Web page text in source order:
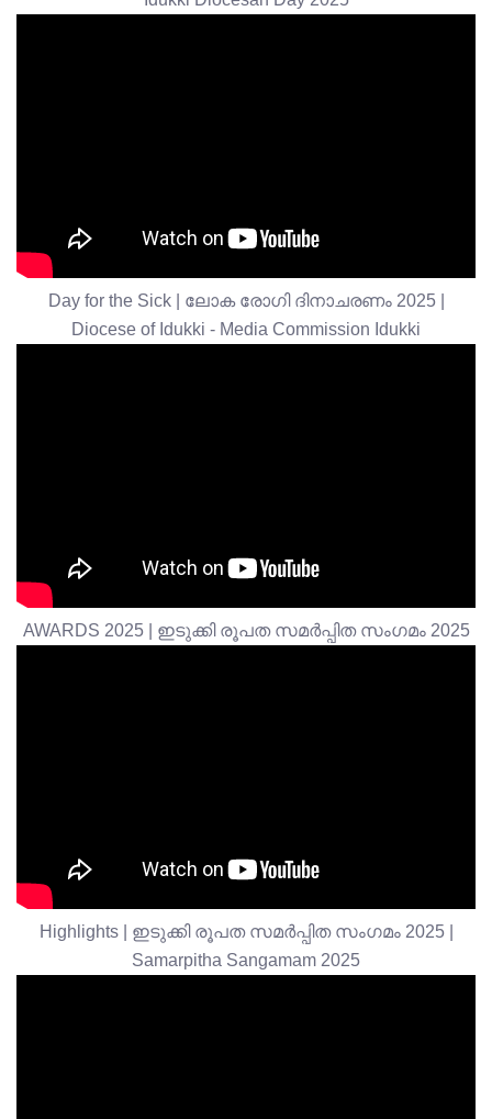
Day for the Sick | ലോക രോഗി ദിനാചരണം 2025 |
Diocese of Idukki - Media Commission Idukki
AWARDS 2025 | ഇടുക്കി രൂപത സമർപ്പിത സംഗമം 2025
Highlights | ഇടുക്കി രൂപത സമർപ്പിത സംഗമം 2025 |
Samarpitha Sangamam 2025